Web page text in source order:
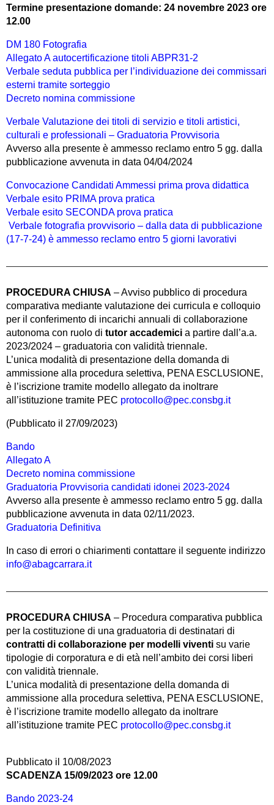
Termine presentazione domande: 24 novembre 2023 ore
12.00
DM 180 Fotografia
Allegato A autocertificazione titoli ABPR31-2
Verbale seduta pubblica per l’individuazione dei commissari
esterni tramite sorteggio
Decreto nomina commissione
Verbale Valutazione dei titoli di servizio e titoli artistici,
culturali e professionali – Graduatoria Provvisoria
Avverso alla presente è ammesso reclamo entro 5 gg. dalla
pubblicazione avvenuta in data 04/04/2024
Convocazione Candidati Ammessi prima prova didattica
Verbale esito PRIMA prova pratica
Verbale esito SECONDA prova pratica
Verbale fotografia provvisorio – dalla data di pubblicazione
(17-7-24) è ammesso reclamo entro 5 giorni lavorativi
PROCEDURA CHIUSA – Avviso pubblico di procedura
comparativa mediante valutazione dei curricula e colloquio
per il conferimento di incarichi annuali di collaborazione
autonoma con ruolo di tutor accademici a partire dall’a.a.
2023/2024 – graduatoria con validità triennale.
L’unica modalità di presentazione della domanda di
ammissione alla procedura selettiva, PENA ESCLUSIONE,
è l’iscrizione tramite modello allegato da inoltrare
all’istituzione tramite PEC protocollo@pec.consbg.it
(Pubblicato il 27/09/2023)
Bando
Allegato A
Decreto nomina commissione
Graduatoria Provvisoria candidati idonei 2023-2024
Avverso alla presente è ammesso reclamo entro 5 gg. dalla
pubblicazione avvenuta in data 02/11/2023.
Graduatoria Definitiva
In caso di errori o chiarimenti contattare il seguente indirizzo
info@abagcarrara.it
PROCEDURA CHIUSA – Procedura comparativa pubblica
per la costituzione di una graduatoria di destinatari di
contratti di collaborazione per modelli viventi su varie
tipologie di corporatura e di età nell’ambito dei corsi liberi
con validità triennale.
L’unica modalità di presentazione della domanda di
ammissione alla procedura selettiva, PENA ESCLUSIONE,
è l’iscrizione tramite modello allegato da inoltrare
all’istituzione tramite PEC protocollo@pec.consbg.it
Pubblicato il 10/08/2023
SCADENZA 15/09/2023 ore 12.00
Bando 2023-24